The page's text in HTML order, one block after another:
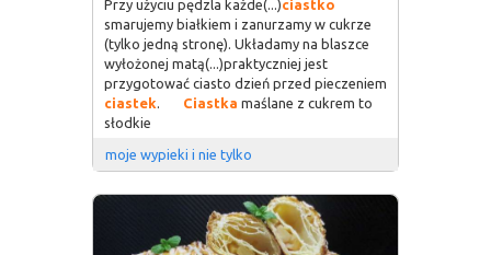
Przy użyciu pędzla każde(...)ciastko
smarujemy białkiem i zanurzamy w cukrze
(tylko jedną stronę). Układamy na blaszce
wyłożonej matą(...)praktyczniej jest
przygotować ciasto dzień przed pieczeniem
ciastek. Ciastka maślane z cukrem to
słodkie
moje wypieki i nie tylko